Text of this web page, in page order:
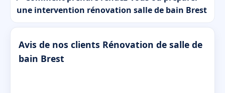
une intervention rénovation salle de bain Brest
Avis de nos clients Rénovation de salle de
bain Brest